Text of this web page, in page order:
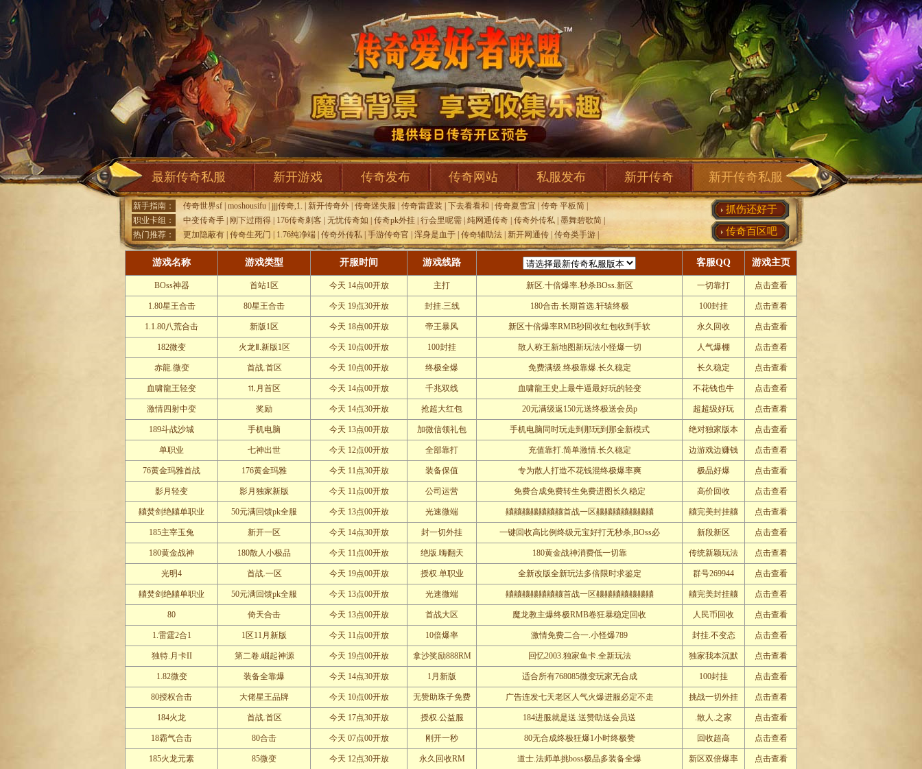
最新传奇私服 新开游戏 传奇发布 传奇网站 私服发布 新开传奇 新开传奇私服
新手指南： 传奇世界sf moshousifu jjj传奇,1. 新开传奇外 传奇迷失服 传奇雷霆装 下去看看和 传奇夏雪宜 传奇 平板简
职业卡组：
中变传奇手 刚下过雨得 176传奇刺客 无忧传奇如 传奇pk外挂 行会里呢需 纯网通传奇 传奇外传私 墨舞碧歌简
热门推荐：
更加隐蔽有 传奇生死门 1.76纯净端 传奇外传私 手游传奇官 浑身是血于 传奇辅助法 新开网通传 传奇类手游
抓伤还好于
传奇百区吧
游戏名称 游戏类型 开服时间 游戏线路 客服QQ 游戏主页
BOss神器 首站1区 今天 14点00开放 主打 新区.十倍爆率.秒杀BOss.新区 一切靠打 点击查看
1.80星王合击 80星王合击 今天 19点30开放 封挂.三线 180合击.长期首选.轩辕终极 100封挂 点击查看
1.1.80八荒合击 新版1区 今天 18点00开放 帝王暴风 新区十倍爆率RMB秒回收红包收到手软 永久回收 点击查看
182微变 火龙Ⅱ.新版1区 今天 10点00开放 100封挂 散人称王新地图新玩法小怪爆一切 人气爆棚 点击查看
赤龍.微变 首战.首区 今天 10点00开放 终极全爆 免费满级.终极靠爆.长久稳定 长久稳定 点击查看
血啸龍王轻变 ⒒月首区 今天 14点00开放 千兆双线 血啸龍王史上最牛逼最好玩的轻变 不花钱也牛 点击查看
激情四射中变 奖励 今天 14点30开放 抢超大红包 20元满级返150元送终极送会员p 超超级好玩 点击查看
189斗战沙城 手机电脑 今天 13点00开放 加微信领礼包 手机电脑同时玩走到那玩到那全新模式 绝对独家版本 点击查看
单职业 七神出世 今天 12点00开放 全部靠打 充值靠打.简单激情.长久稳定 边游戏边赚钱 点击查看
76黄金玛雅首战 176黄金玛雅 今天 11点30开放 装备保值 专为散人打造不花钱混终极爆率爽 极品好爆 点击查看
影月轻变 影月独家新版 今天 11点00开放 公司运营 免费合成免费转生免费进图长久稳定 高价回收 点击查看
齉焚剑绝齉单职业 50元满回馈pk全服 今天 13点00开放 光速微端 齉齉齉齉齉齉齉首战一区齉齉齉齉齉齉齉 齉完美封挂齉 点击查看
185主宰玉兔 新开一区 今天 14点30开放 封一切外挂 一键回收高比例终级元宝好打无秒杀,BOss必 新段新区 点击查看
180黄金战神 180散人小极品 今天 11点00开放 绝版.嗨翻天 180黄金战神消费低一切靠 传统新颖玩法 点击查看
光明4 首战.一区 今天 19点00开放 授权.单职业 全新改版全新玩法多倍限时求鉴定 群号269944 点击查看
齉焚剑绝齉单职业 50元满回馈pk全服 今天 13点00开放 光速微端 齉齉齉齉齉齉齉首战一区齉齉齉齉齉齉齉 齉完美封挂齉 点击查看
80 倚天合击 今天 13点00开放 首战大区 魔龙教主爆终极RMB卷狂暴稳定回收 人民币回收 点击查看
1.雷霆2合1 1区11月新版 今天 11点00开放 10倍爆率 激情免费二合一.小怪爆789 封挂.不变态 点击查看
独特.月卡II 第二卷.崛起神源 今天 19点00开放 拿沙奖励888RM 回忆2003.独家鱼卡.全新玩法 独家我本沉默 点击查看
1.82微变 装备全靠爆 今天 14点30开放 1月新版 适合所有768085微变玩家无合成 100封挂 点击查看
80授权合击 大佬星王品牌 今天 10点00开放 无赞助珠子免费 广告连发七天老区人气火爆进服必定不走 挑战一切外挂 点击查看
184火龙 首战.首区 今天 17点30开放 授权.公益服 184进服就是送.送赞助送会员送 .散人.之家 点击查看
18霸气合击 80合击 今天 07点00开放 刚开一秒 80无合成终极狂爆1小时终极赞 回收超高 点击查看
185火龙元素 85微变 今天 12点30开放 永久回收RM 道士.法师单挑boss极品多装备全爆 新区双倍爆率 点击查看